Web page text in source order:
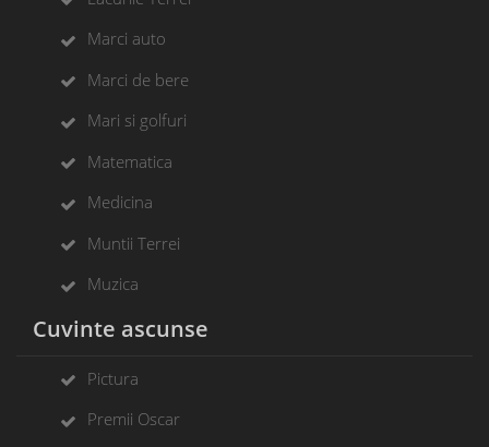
Marci auto
Marci de bere
Mari si golfuri
Matematica
Medicina
Muntii Terrei
Muzica
Cuvinte ascunse
Pictura
Premii Oscar